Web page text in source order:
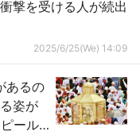
撃を受ける人が続出
2025/6/25(We) 14:09
あるの
姿が
ール